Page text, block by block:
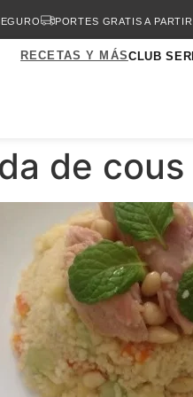
PORTES GRATIS A
RECETAS Y MÁSCLUB
de